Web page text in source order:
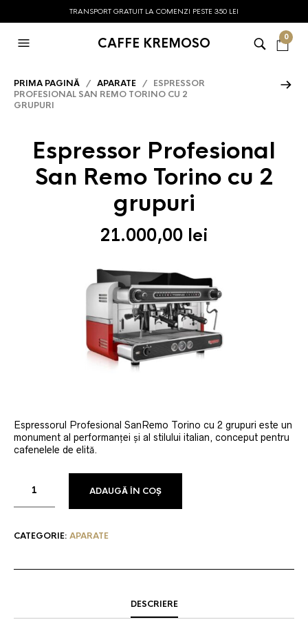
TRANSPORT GRATUIT LA COMENZI PESTE 350 LEI
CAFFE KREMOSO 0
PRIMA PAGINĂ / APARATE / ESPRESSOR
PROFESIONAL SAN REMO TORINO CU 2
GRUPURI
Espressor Profesional
San Remo Torino cu 2
grupuri
21.000,00 lei
Espressorul Profesional SanRemo Torino cu 2 grupuri este un
monument al performanței și al stilului italian, conceput pentru
cafenelele de elită.
ADAUGĂ ÎN COȘ
CATEGORIE: APARATE
DESCRIERE